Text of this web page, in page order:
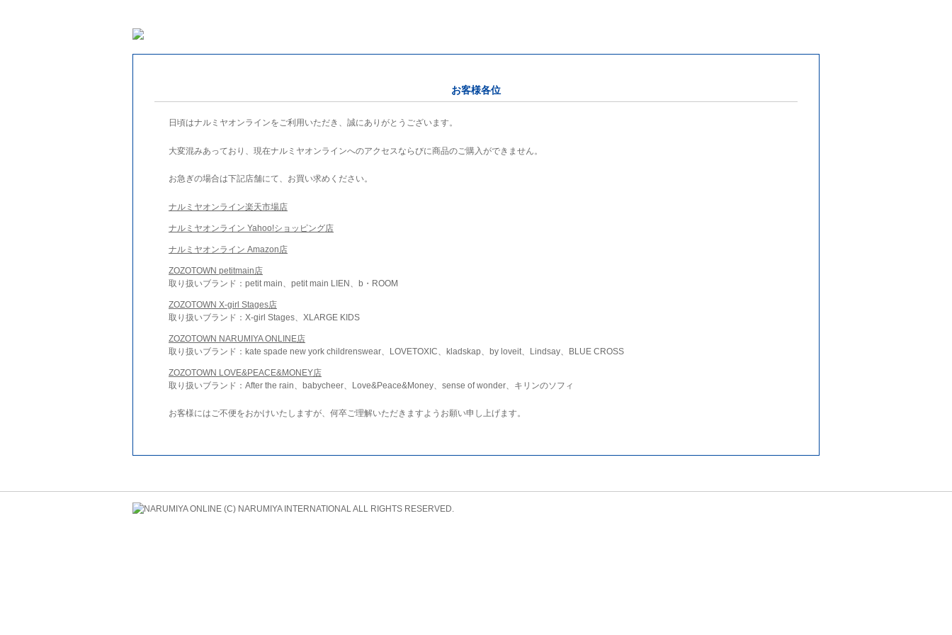
お客様各位
日頃はナルミヤオンラインをご利用いただき、誠にありがとうございます。
大変混みあっており、現在ナルミヤオンラインへのアクセスならびに商品のご購入ができません。
お急ぎの場合は下記店舗にて、お買い求めください。
ナルミヤオンライン楽天市場店
ナルミヤオンライン Yahoo!ショッピング店
ナルミヤオンライン Amazon店
ZOZOTOWN petitmain店
取り扱いブランド：petit main、petit main LIEN、b・ROOM
ZOZOTOWN X-girl Stages店
取り扱いブランド：X-girl Stages、XLARGE KIDS
ZOZOTOWN NARUMIYA ONLINE店
取り扱いブランド：kate spade new york childrenswear、LOVETOXIC、kladskap、by loveit、Lindsay、BLUE CROSS
ZOZOTOWN LOVE&PEACE&MONEY店
取り扱いブランド：After the rain、babycheer、Love&Peace&Money、sense of wonder、キリンのソフィ
お客様にはご不便をおかけいたしますが、何卒ご理解いただきますようお願い申し上げます。